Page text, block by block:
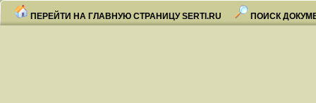
ПЕРЕЙТИ НА ГЛАВНУЮ СТРАНИЦУ SERTI.RU ПОИСК